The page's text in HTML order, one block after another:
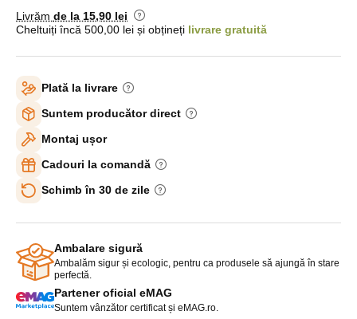
Livrăm de la 15,90 lei
Cheltuiți încă 500,00 lei și obțineți livrare gratuită
Plată la livrare
Suntem producător direct
Montaj ușor
Cadouri la comandă
Schimb în 30 de zile
Ambalare sigură
Ambalăm sigur și ecologic, pentru ca produsele să ajungă în stare
perfectă.
Partener oficial eMAG
Suntem vânzător certificat și eMAG.ro.